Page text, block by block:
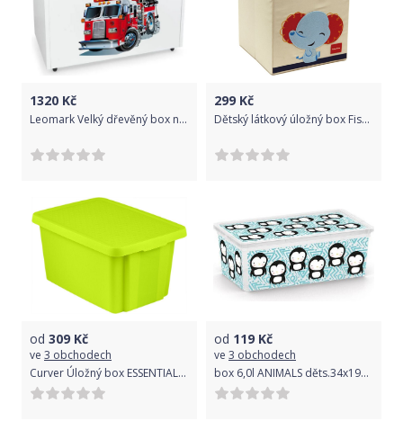
1320 Kč
Leomark Velký dřevěný box na hračky na kolečkách se sedátkem - malý hasič 243F
299 Kč
Dětský látkový úložný box Fisher Price - slon
od 309 Kč
ve 3 obchodech
Curver Úložný box ESSENTIALS 45 l s víkem zelený
od 119 Kč
ve 3 obchodech
box 6,0l ANIMALS děts.34x19x12cm, tučňák, plast